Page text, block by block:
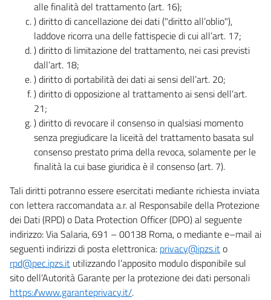
alle finalità del trattamento (art. 16);
) diritto di cancellazione dei dati ("diritto all’oblio"),
laddove ricorra una delle fattispecie di cui all’art. 17;
) diritto di limitazione del trattamento, nei casi previsti
dall’art. 18;
) diritto di portabilità dei dati ai sensi dell’art. 20;
) diritto di opposizione al trattamento ai sensi dell’art.
21;
) diritto di revocare il consenso in qualsiasi momento
senza pregiudicare la liceità del trattamento basata sul
consenso prestato prima della revoca, solamente per le
finalità la cui base giuridica è il consenso (art. 7).
Tali diritti potranno essere esercitati mediante richiesta inviata
con lettera raccomandata a.r. al Responsabile della Protezione
dei Dati (RPD) o Data Protection Officer (DPO) al seguente
indirizzo: Via Salaria, 691 – 00138 Roma, o mediante e–mail ai
seguenti indirizzi di posta elettronica: privacy@ipzs.ito
rpd@pec.ipzs.it utilizzando l’apposito modulo disponibile sul
sito dell’Autorità Garante per la protezione dei dati personali
https://www.garanteprivacy.it/.